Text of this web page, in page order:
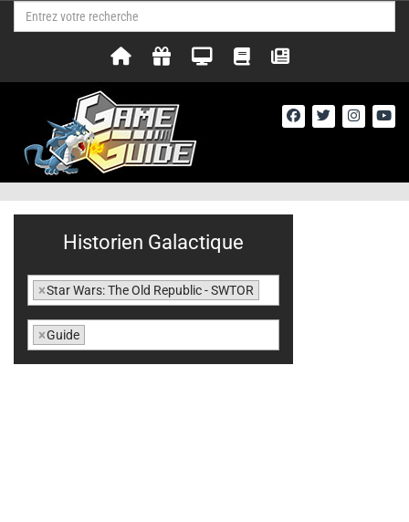
Historien Galactique
×Star Wars: The Old Republic - SWTOR
×Guide